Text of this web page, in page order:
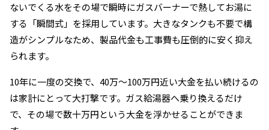
ないでくる水をその場で瞬時にガスバーナーで熱してお湯に
する「瞬間式」を採用しています。大きなタンクも不要で構
造がシンプルなため、製品代金も工事費も圧倒的に安く抑え
られます。
10年に一度の交換で、40万〜100万円近い大金を払い続けるの
は家計にとって大打撃です。ガス給湯器へ乗り換えるだけ
で、その場で数十万円という大金を浮かせることができま